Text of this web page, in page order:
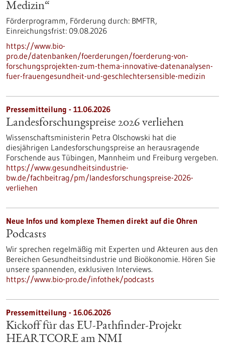
Medizin“
Förderprogramm, Förderung durch: BMFTR,
Einreichungsfrist: 09.08.2026
https://www.bio-
pro.de/datenbanken/foerderungen/foerderung-von-
forschungsprojekten-zum-thema-innovative-datenanalysen-
fuer-frauengesundheit-und-geschlechtersensible-medizin
Pressemitteilung - 11.06.2026
Landesforschungspreise 2026 verliehen
Wissenschaftsministerin Petra Olschowski hat die
diesjährigen Landesforschungspreise an herausragende
Forschende aus Tübingen, Mannheim und Freiburg vergeben.
https://www.gesundheitsindustrie-
bw.de/fachbeitrag/pm/landesforschungspreise-2026-
verliehen
Neue Infos und komplexe Themen direkt auf die Ohren
Podcasts
Wir sprechen regelmäßig mit Experten und Akteuren aus den
Bereichen Gesundheitsindustrie und Bioökonomie. Hören Sie
unsere spannenden, exklusiven Interviews.
https://www.bio-pro.de/infothek/podcasts
Pressemitteilung - 16.06.2026
Kickoff für das EU-Pathfinder-Projekt
HEARTCORE am NMI